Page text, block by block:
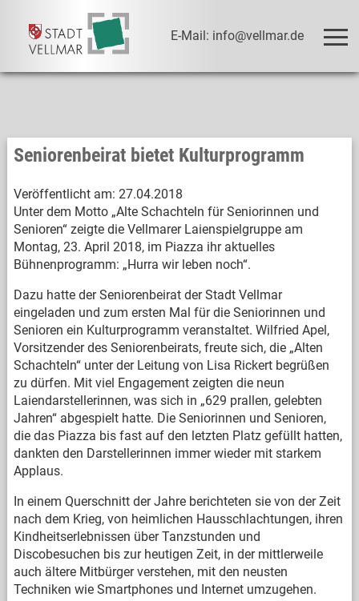
E-Mail: info@vellmar.de
Seniorenbeirat bietet Kulturprogramm
Veröffentlicht am: 27.04.2018
Unter dem Motto „Alte Schachteln für Seniorinnen und
Senioren“ zeigte die Vellmarer Laienspielgruppe am
Montag, 23. April 2018, im Piazza ihr aktuelles
Bühnenprogramm: „Hurra wir leben noch“.
Dazu hatte der Seniorenbeirat der Stadt Vellmar
eingeladen und zum ersten Mal für die Seniorinnen und
Senioren ein Kulturprogramm veranstaltet. Wilfried Apel,
Vorsitzender des Seniorenbeirats, freute sich, die „Alten
Schachteln“ unter der Leitung von Lisa Rickert begrüßen
zu dürfen. Mit viel Engagement zeigten die neun
Laiendarstellerinnen, was sich in „629 prallen, gelebten
Jahren“ abgespielt hatte. Die Seniorinnen und Senioren,
die das Piazza bis fast auf den letzten Platz gefüllt hatten,
dankten den Darstellerinnen immer wieder mit starkem
Applaus.
In einem Querschnitt der Jahre berichteten sie von der Zeit
nach dem Krieg, von heimlichen Hausschlachtungen, ihren
Kindheitserlebnissen über Tanzstunden und
Discobesuchen bis zur heutigen Zeit, in der mittlerweile
auch ältere Mitbürger verstehen, mit den neusten
Techniken wie Smartphones und Internet umzugehen.